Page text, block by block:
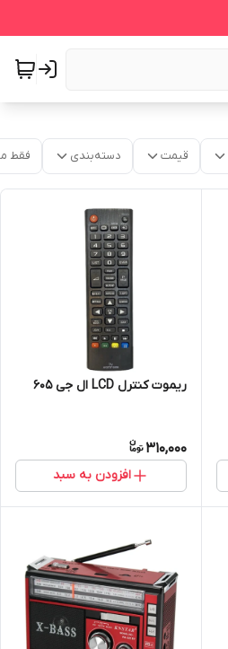
قیمت دسته‌بندی فقط
ریموت کنترل LCD ال جی 605
310,000
افزودن به سبد